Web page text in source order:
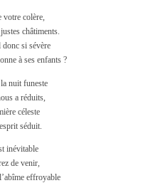
votre colère,
châtiments.
si sévère
à ses enfants ?
nuit funeste
a réduits,
céleste
séduit.
inévitable
de venir,
effroyable